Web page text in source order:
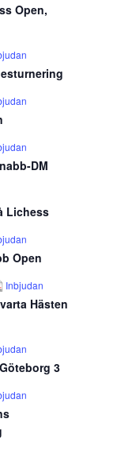
Open,
DM
Lichess
Open
Inbjudan
Hästen
3